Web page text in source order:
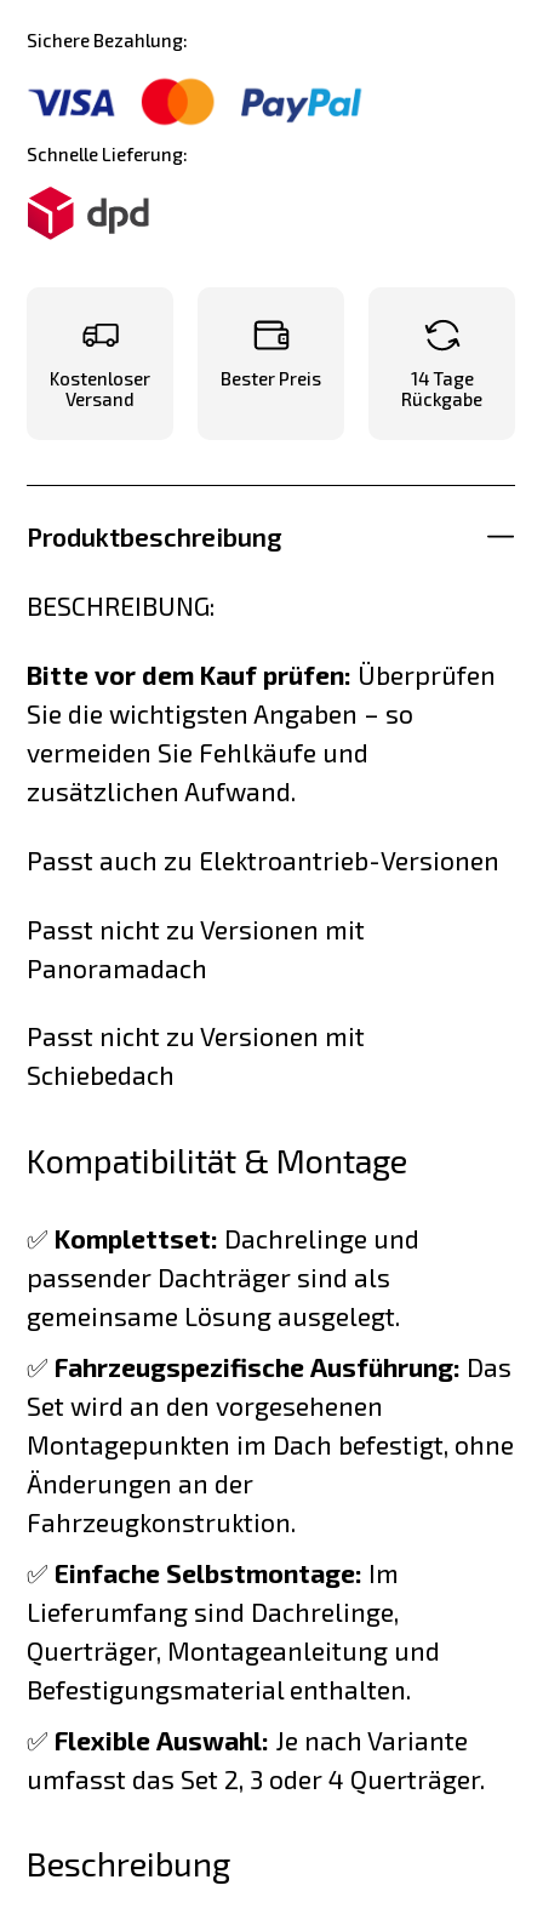
Sichere Bezahlung:
Schnelle Lieferung:
Kostenloser
Versand
Bester Preis
14 Tage
Rückgabe
Produktbeschreibung
BESCHREIBUNG:
Bitte vor dem Kauf prüfen: Überprüfen
Sie die wichtigsten Angaben – so
vermeiden Sie Fehlkäufe und
zusätzlichen Aufwand.
Passt auch zu Elektroantrieb-Versionen
Passt nicht zu Versionen mit
Panoramadach
Passt nicht zu Versionen mit
Schiebedach
Kompatibilität & Montage
✅ Komplettset: Dachrelinge und
passender Dachträger sind als
gemeinsame Lösung ausgelegt.
✅ Fahrzeugspezifische Ausführung: Das
Set wird an den vorgesehenen
Montagepunkten im Dach befestigt, ohne
Änderungen an der
Fahrzeugkonstruktion.
✅ Einfache Selbstmontage: Im
Lieferumfang sind Dachrelinge,
Querträger, Montageanleitung und
Befestigungsmaterial enthalten.
✅ Flexible Auswahl: Je nach Variante
umfasst das Set 2, 3 oder 4 Querträger.
Beschreibung